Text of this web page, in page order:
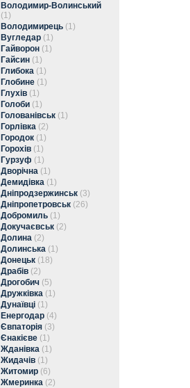
Володимир-Волинський
(1)
Володимирець (1)
Вугледар (1)
Гайворон (1)
Гайсин (1)
Глибока (1)
Глобине (1)
Глухів (1)
Голоби (1)
Голованівськ (1)
Горлівка (2)
Городок (1)
Горохів (1)
Гурзуф (1)
Дворічна (1)
Демидівка (1)
Дніпродзержинськ (3)
Дніпропетровськ (26)
Добромиль (1)
Докучаєвськ (2)
Долина (2)
Долинська (1)
Донецьк (18)
Драбів (2)
Дрогобич (5)
Дружківка (1)
Дунаївці (1)
Енергодар (4)
Євпаторія (3)
Єнакієве (1)
Жданівка (1)
Жидачів (1)
Житомир (6)
Жмеринка (2)